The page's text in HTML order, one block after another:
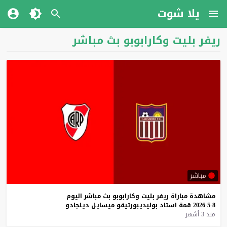
يلا شوت
ريفر بليت وكارابوبو بث مباشر
مباشر
مشاهدة مباراة ريفر بليت وكارابوبو بث مباشر اليوم
8-5-2026
قمة استاد بوليديبورتيفو ميسايل ديلجادو
منذ 3 أشهر